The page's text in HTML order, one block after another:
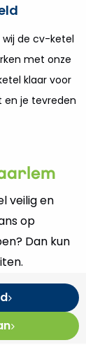
wij de cv-ketel
met onze
klaar voor
en je tevreden
veilig en
op
Dan kun